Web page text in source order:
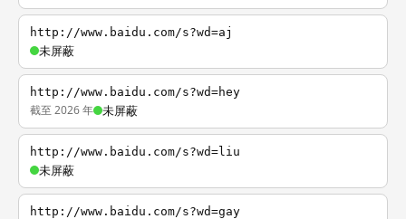
http://www.baidu.com/s?wd=aj
未屏蔽
http://www.baidu.com/s?wd=hey
截至 2026 年 未屏蔽
http://www.baidu.com/s?wd=liu
未屏蔽
http://www.baidu.com/s?wd=gay